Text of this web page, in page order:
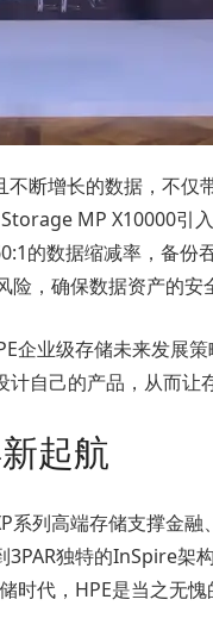
断增长的数据，不仅
MP X10000引
的数据缩减率，备份
，确保数据资产的安
企业级存储未来发展
自己的产品，从而让
起航
系列高端存储支撑金
独特的InSpire架
代，HPE是当之无